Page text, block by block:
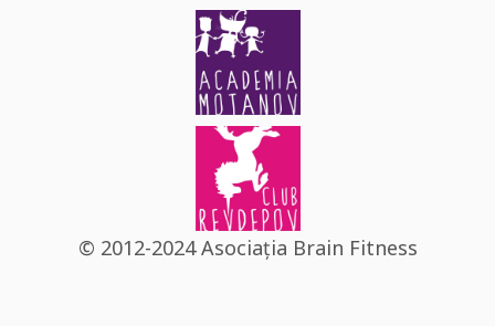
© 2012-2024 Asociația Brain Fitness